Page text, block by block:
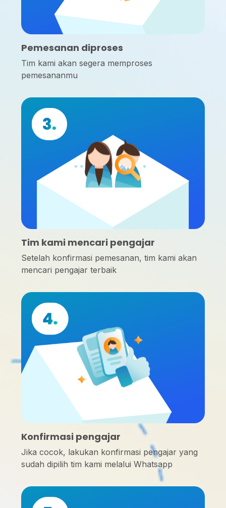
Pemesanan diproses
Tim kami akan segera memproses
pemesananmu
Tim kami mencari pengajar
Setelah konfirmasi pemesanan, tim kami akan
mencari pengajar terbaik
Konfirmasi pengajar
Jika cocok, lakukan konfirmasi pengajar yang
sudah dipilih tim kami melalui Whatsapp